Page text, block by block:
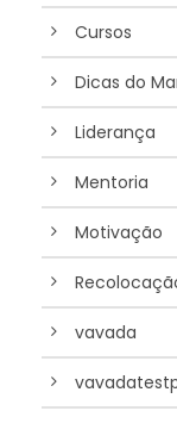
Cursos
Dicas do
Liderança
Mentoria
Motivação
vavada